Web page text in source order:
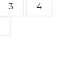
3 4